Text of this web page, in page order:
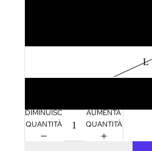
L
DIMINUISCI
QUANTITÀ
AUMENTA
QUANTITÀ